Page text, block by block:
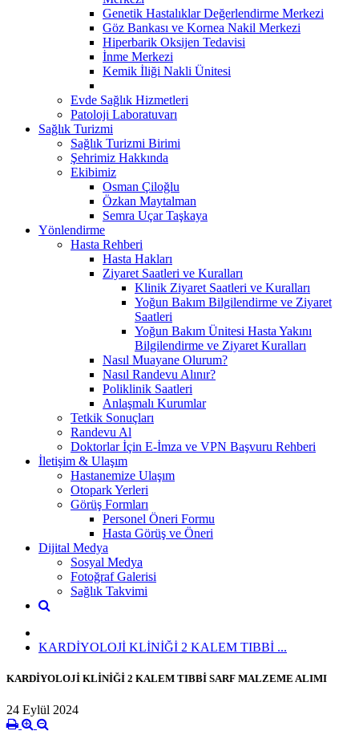
Genetik Hastalıklar Değerlendirme Merkezi
Göz Bankası ve Kornea Nakil Merkezi
Hiperbarik Oksijen Tedavisi
İnme Merkezi
Kemik İliği Nakli Ünitesi
Evde Sağlık Hizmetleri
Patoloji Laboratuvarı
Sağlık Turizmi
Sağlık Turizmi Birimi
Şehrimiz Hakkında
Ekibimiz
Osman Çiloğlu
Özkan Maytalman
Semra Uçar Taşkaya
Yönlendirme
Hasta Rehberi
Hasta Hakları
Ziyaret Saatleri ve Kuralları
Klinik Ziyaret Saatleri ve Kuralları
Yoğun Bakım Bilgilendirme ve Ziyaret
Saatleri
Yoğun Bakım Ünitesi Hasta Yakını
Bilgilendirme ve Ziyaret Kuralları
Nasıl Muayane Olurum?
Nasıl Randevu Alınır?
Poliklinik Saatleri
Anlaşmalı Kurumlar
Tetkik Sonuçları
Randevu Al
Doktorlar İçin E-İmza ve VPN Başvuru Rehberi
İletişim & Ulaşım
Hastanemize Ulaşım
Otopark Yerleri
Görüş Formları
Personel Öneri Formu
Hasta Görüş ve Öneri
Dijital Medya
Sosyal Medya
Fotoğraf Galerisi
Sağlık Takvimi
KARDİYOLOJİ KLİNİĞİ 2 KALEM TIBBİ ...
KARDİYOLOJİ KLİNİĞİ 2 KALEM TIBBİ SARF MALZEME ALIMI
24 Eylül 2024